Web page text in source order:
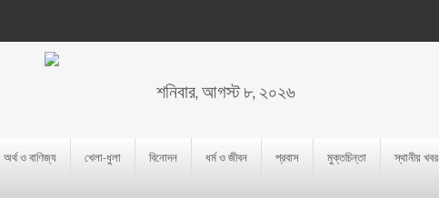
শনিবার, আগস্ট ৮, ২০২৬
অর্থ ও বাণিজ্য খেলা-ধুলা বিনোদন ধর্ম ও জীবন প্রবাস মুক্তচিন্তা স্থানীয় খবর